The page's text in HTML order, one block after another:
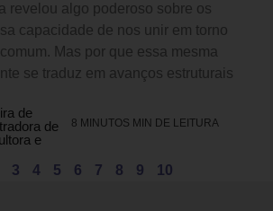
revelou algo poderoso sobre os
capacidade de nos unir em torno
Mas por que essa mesma
se traduz em avanços estruturais
de
de
e
8 MINUTOS MIN DE LEITURA
3 4 5 6 7 8 9 10